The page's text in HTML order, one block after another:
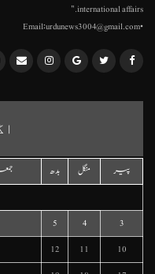
international affairs."
•Email:urdunews3004@gmail.com
پیر منگل بدھ
3
4
5
10
11
12